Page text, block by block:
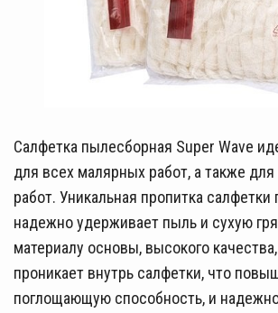
Салфеткa пылесборная Super Wave
для всех малярных работ, а также
работ. Уникальная пропитка салфетки
надежно удерживает пыль и сухую
материалу основы, высокого
проникает внутрь салфетки, что
поглощающую способность, и